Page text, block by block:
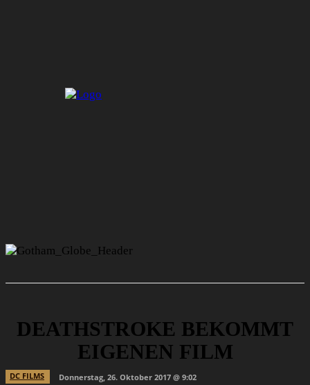
DEATHSTROKE BEKOMMT
EIGENEN FILM
DC FILMS
Donnerstag, 26. Oktober 2017 @ 9:02